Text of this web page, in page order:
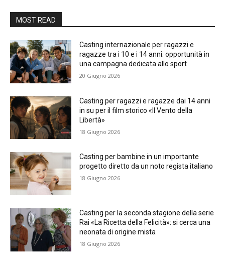
MOST READ
Casting internazionale per ragazzi e
ragazze tra i 10 e i 14 anni: opportunità in
una campagna dedicata allo sport
20 Giugno 2026
Casting per ragazzi e ragazze dai 14 anni
in su per il film storico «Il Vento della
Libertà»
18 Giugno 2026
Casting per bambine in un importante
progetto diretto da un noto regista italiano
18 Giugno 2026
Casting per la seconda stagione della serie
Rai «La Ricetta della Felicità»: si cerca una
neonata di origine mista
18 Giugno 2026